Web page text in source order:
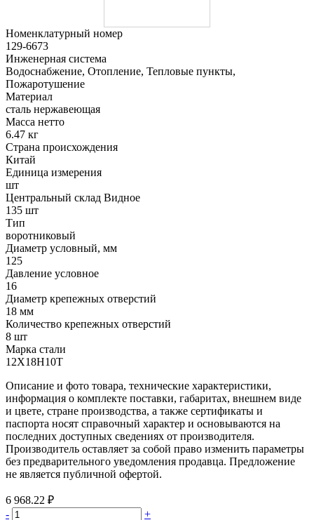
Номенклатурный номер
129-6673
Инженерная система
Водоснабжение, Отопление, Тепловые пункты,
Пожаротушение
Материал
сталь нержавеющая
Масса нетто
6.47 кг
Страна происхождения
Китай
Единица измерения
шт
Центральный склад Видное
135 шт
Тип
воротниковый
Диаметр условный, мм
125
Давление условное
16
Диаметр крепежных отверстий
18 мм
Количество крепежных отверстий
8 шт
Марка стали
12Х18Н10Т
Описание и фото товара, технические характеристики,
информация о комплекте поставки, габаритах, внешнем виде
и цвете, стране производства, а также сертификаты и
паспорта носят справочный характер и основываются на
последних доступных сведениях от производителя.
Производитель оставляет за собой право изменить параметры
без предварительного уведомления продавца. Предложение
не является публичной офертой.
6 968.22 ₽
-
+